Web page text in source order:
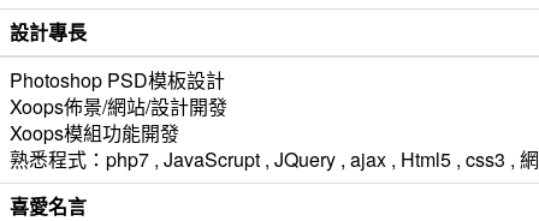
設計專長
Photoshop PSD模板設計
Xoops佈景/網站/設計開發
Xoops模組功能開發
熟悉程式：php7 , JavaScrupt , JQuery , ajax , Html5 , css3 ,
喜愛名言